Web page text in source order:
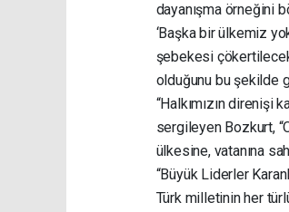
dayanışma örneğini
‘Başka bir ülkemiz
şebekesi
olduğunu bu şekilde
“Halkımızın direnişi
sergileyen Bozkurt,
ülkesine, vatanına
“Büyük Liderler
Türk milletinin her